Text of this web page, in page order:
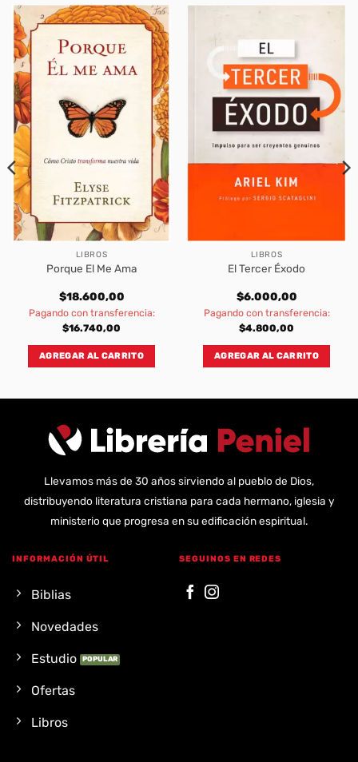
LIBROS
Porque El Me Ama
$18.600,00
Pagando con transferencia:
$16.740,00
AGREGAR AL CARRITO
LIBROS
El Tercer Éxodo
$6.000,00
Pagando con transferencia:
$4.800,00
AGREGAR AL CARRITO
Llevamos más de 30 años sirviendo al pueblo de Dios,
distribuyendo literatura cristiana para cada hermano, iglesia y
ministerio que progresa en su edificación espiritual.
INFORMACIÓN ÚTIL
Biblias
Novedades
Estudio
Ofertas
Libros
SEGUINOS EN REDES